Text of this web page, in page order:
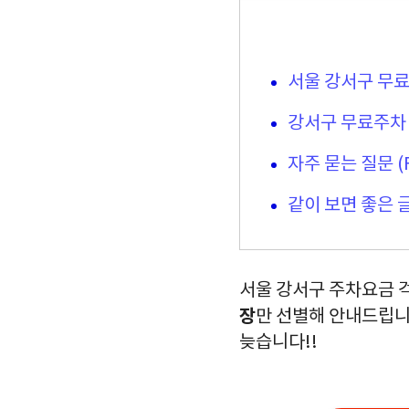
서울 강서구 무
강서구 무료주
자주 묻는 질문
같이 보면 좋은
서울 강서구 주차요금
장만 선별해 안내드립
늦습니다!!